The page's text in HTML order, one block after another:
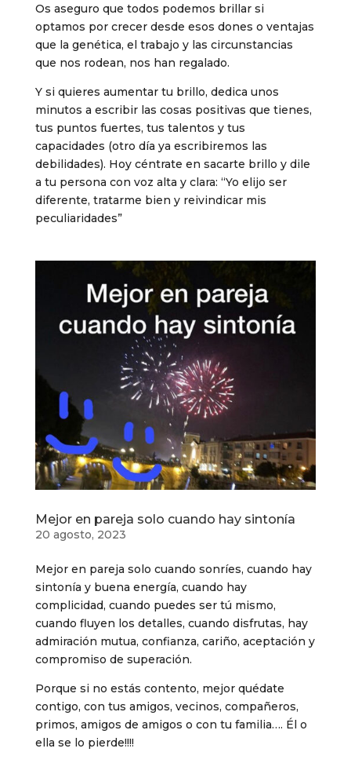
Os aseguro que todos podemos brillar si
optamos por crecer desde esos dones o ventajas
que la genética, el trabajo y las circunstancias
que nos rodean, nos han regalado.
Y si quieres aumentar tu brillo, dedica unos
minutos a escribir las cosas positivas que tienes,
tus puntos fuertes, tus talentos y tus
capacidades (otro día ya escribiremos las
debilidades). Hoy céntrate en sacarte brillo y dile
a tu persona con voz alta y clara: “Yo elijo ser
diferente, tratarme bien y reivindicar mis
peculiaridades”
Mejor en pareja solo cuando hay sintonía
20 agosto, 2023
Mejor en pareja solo cuando sonríes, cuando hay
sintonía y buena energía, cuando hay
complicidad, cuando puedes ser tú mismo,
cuando fluyen los detalles, cuando disfrutas, hay
admiración mutua, confianza, cariño, aceptación y
compromiso de superación.
Porque si no estás contento, mejor quédate
contigo, con tus amigos, vecinos, compañeros,
primos, amigos de amigos o con tu familia…. Él o
ella se lo pierde!!!!